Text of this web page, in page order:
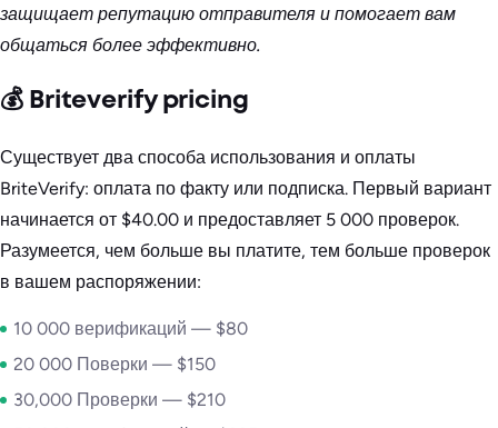
защищает репутацию отправителя и помогает вам
общаться более эффективно.
💰 Briteverify pricing
Существует два способа использования и оплаты
BriteVerify: оплата по факту или подписка. Первый вариант
начинается от $40.00 и предоставляет 5 000 проверок.
Разумеется, чем больше вы платите, тем больше проверок
в вашем распоряжении:
10 000 верификаций — $80
20 000 Поверки — $150
30,000 Проверки — $210